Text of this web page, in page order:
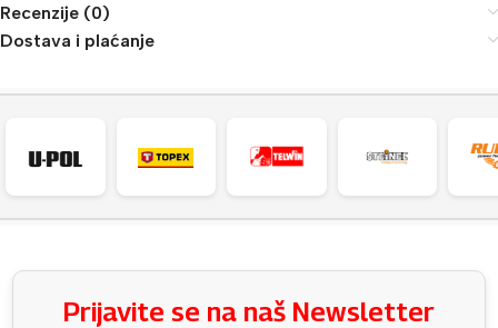
Recenzije (0)
Dostava i plaćanje
Prijavite se na naš Newsletter